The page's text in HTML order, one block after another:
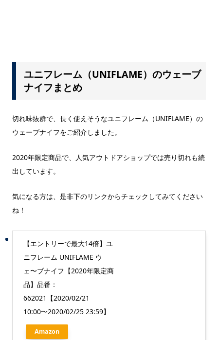
ユニフレーム（UNIFLAME）のウェーブ
ナイフまとめ
切れ味抜群で、長く使えそうなユニフレーム（UNIFLAME）の
ウェーブナイフをご紹介しました。
2020年限定商品で、人気アウトドアショップでは売り切れも続
出しています。
気になる方は、是非下のリンクからチェックしてみてください
ね！
【エントリーで最大14倍】ユ
ニフレーム UNIFLAME ウ
ェ〜ブナイフ【2020年限定商
品】品番：
662021【2020/02/21
10:00〜2020/02/25 23:59】
Amazon